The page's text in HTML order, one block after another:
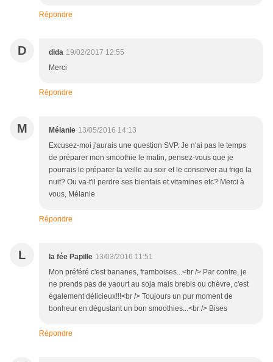
Répondre
D dida 19/02/2017 12:55
Merci
Répondre
M Mélanie 13/05/2016 14:13
Excusez-moi j'aurais une question SVP. Je n'ai pas le temps
de préparer mon smoothie le matin, pensez-vous que je
pourrais le préparer la veille au soir et le conserver au frigo la
nuit? Ou va-t'il perdre ses bienfais et vitamines etc? Merci à
vous, Mélanie
Répondre
L la fée Papille 13/03/2016 11:51
Mon préféré c'est bananes, framboises...<br /> Par contre, je
ne prends pas de yaourt au soja mais brebis ou chèvre, c'est
également délicieux!!!<br /> Toujours un pur moment de
bonheur en dégustant un bon smoothies...<br /> Bises
Répondre